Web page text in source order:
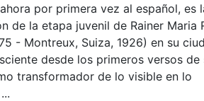
por primera vez al español, es
de la etapa juvenil de Rainer Maria
- Montreux, Suiza, 1926) en su
desde los primeros versos de
transformador de lo visible en lo